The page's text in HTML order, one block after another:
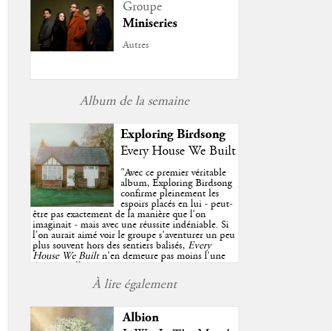
Groupe
Miniseries
Autres
Album de la semaine
Exploring Birdsong
Every House We Built
"Avec ce premier véritable
album, Exploring Birdsong
confirme pleinement les
espoirs placés en lui - peut-
être pas exactement de la manière que l'on
imaginait - mais avec une réussite indéniable. Si
l'on aurait aimé voir le groupe s'aventurer un peu
plus souvent hors des sentiers balisés,Every
House We Builtn'en demeure pas moins l'une
des très belles surprises de cette année, porté par
plusieurs morceaux qui trouveront sans difficulté
une place de choix dans vos playlists estivales.
À lire également
Albion